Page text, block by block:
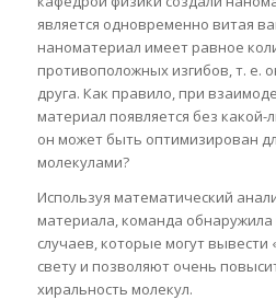
является одновременно витая
наноматериал имеет равное
противоположных изгибов, т. е.
друга. Как правило, при
материал появляется без какой-
он может быть оптимизирован
молекулами?
Используя математический
материала, команда
случаев, которые могут вывести
свету и позволяют очень
хиральность молекул.